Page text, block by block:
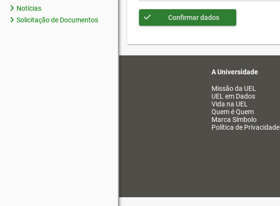
Notícias
Solicitação de Documentos
Confirmar dados
A Universidade
Missão da UEL
UEL em Dados
Vida na UEL
Quem é Quem
Marca Símbolo
Política de Privacidade